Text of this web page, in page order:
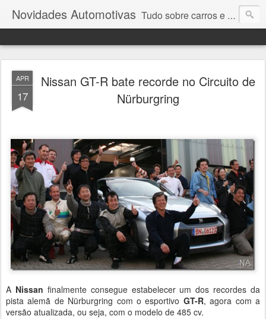
Novidades Automotivas Tudo sobre carros e motores
APR
17
Nissan GT-R bate recorde no Circuito de
Nürburgring
A Nissan finalmente consegue estabelecer um dos recordes da
pista alemã de Nürburgring com o esportivo GT-R, agora com a
versão atualizada, ou seja, com o modelo de 485 cv.